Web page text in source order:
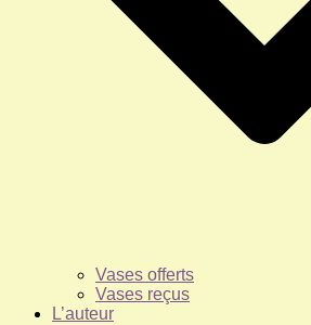
Vases offerts
Vases reçus
L’auteur